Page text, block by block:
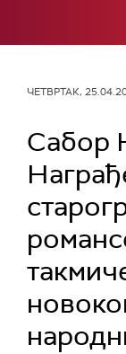
ЧЕТВРТАК,
Сабор